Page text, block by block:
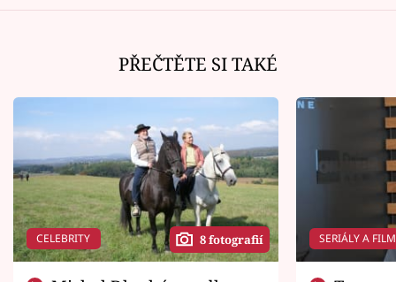
PŘEČTĚTE SI TAKÉ
CELEBRITY 8 fotografií SERIÁLY A